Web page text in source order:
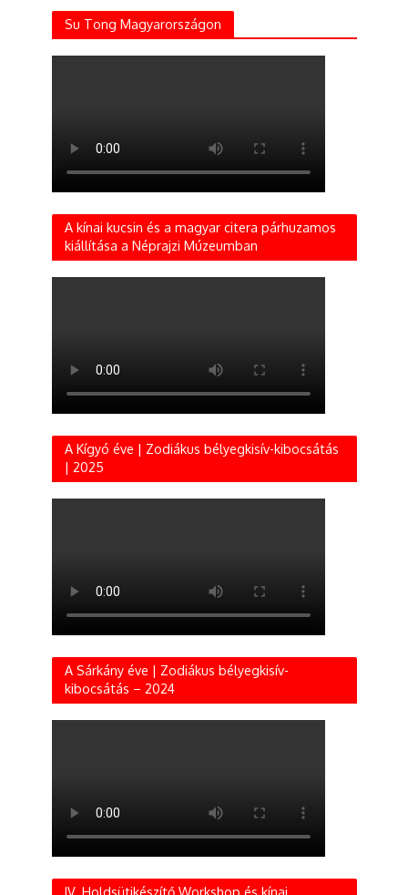
Su Tong Magyarországon
A kínai kucsin és a magyar citera párhuzamos
kiállítása a Néprajzi Múzeumban
A Kígyó éve | Zodiákus bélyegkisív-kibocsátás
| 2025
A Sárkány éve | Zodiákus bélyegkisív-
kibocsátás – 2024
IV. Holdsütikészítő Workshop és kínai